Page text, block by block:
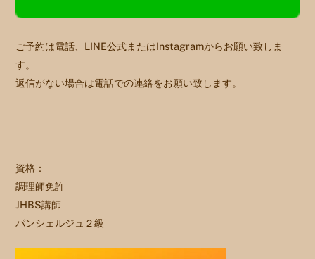
ご予約は電話、LINE公式またはInstagramからお願い致しま
す。
返信がない場合は電話での連絡をお願い致します。
資格：
調理師免許
JHBS講師
パンシェルジュ２級